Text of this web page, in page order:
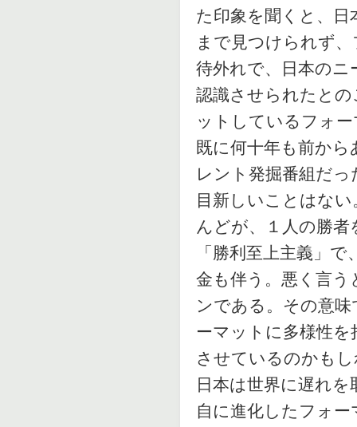
た印象を聞くと、
まで見つけられず
待外れで、日本の
認識させられたと
ットしているフォ
既に何十年も前か
レント発掘番組だ
目新しいことはな
んどが、１人の勝
「勝利至上主義」
金も伴う。悪く言
ンである。その意
ーマットに多様性
させているのかも
日本は世界に遅れ
自に進化したフォ